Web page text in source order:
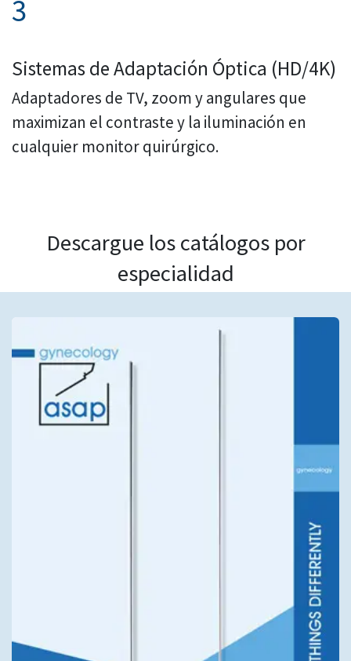
3
Sistemas de Adaptación Óptica (HD/4K)
Adaptadores de TV, zoom y angulares que
maximizan el contraste y la iluminación en
cualquier monitor quirúrgico.
Descargue los catálogos por
especialidad